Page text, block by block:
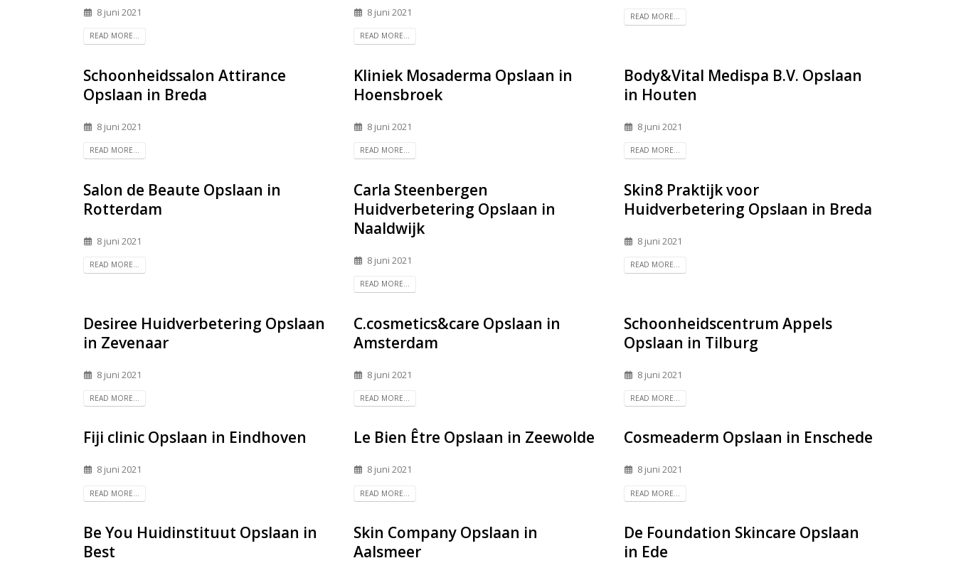
8 juni 2021
READ MORE...
8 juni 2021
READ MORE...
READ MORE...
Schoonheidssalon Attirance
Opslaan in Breda
8 juni 2021
READ MORE...
Kliniek Mosaderma Opslaan in
Hoensbroek
8 juni 2021
READ MORE...
Body&Vital Medispa B.V. Opslaan
in Houten
8 juni 2021
READ MORE...
Salon de Beaute Opslaan in
Rotterdam
8 juni 2021
READ MORE...
Carla Steenbergen
Huidverbetering Opslaan in
Naaldwijk
8 juni 2021
READ MORE...
Skin8 Praktijk voor
Huidverbetering Opslaan in Breda
8 juni 2021
READ MORE...
Desiree Huidverbetering Opslaan
in Zevenaar
8 juni 2021
READ MORE...
C.cosmetics&care Opslaan in
Amsterdam
8 juni 2021
READ MORE...
Schoonheidscentrum Appels
Opslaan in Tilburg
8 juni 2021
READ MORE...
Fiji clinic Opslaan in Eindhoven
8 juni 2021
READ MORE...
Le Bien Être Opslaan in Zeewolde
8 juni 2021
READ MORE...
Cosmeaderm Opslaan in Enschede
8 juni 2021
READ MORE...
Be You Huidinstituut Opslaan in
Best
Skin Company Opslaan in
Aalsmeer
De Foundation Skincare Opslaan
in Ede